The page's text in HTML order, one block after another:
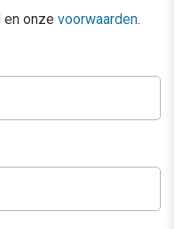
en onze voorwaarden.